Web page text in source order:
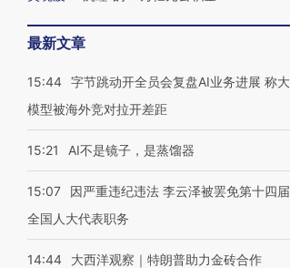
最新文章
15:44 字节跳动开全员会复盘AI业务进展 称大
模型被海外竞对拉开差距
15:21 AI不是镜子，是蒸馏器
15:07
因严重违纪违法 李云泽被罢免第十四届
全国人大代表职务
14:44 大西洋观察｜特朗普助力金砖合作